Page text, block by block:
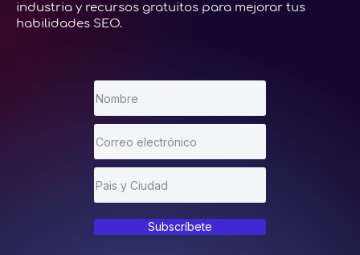
industria y recursos gratuitos para mejorar tus
habilidades SEO.
Subscríbete